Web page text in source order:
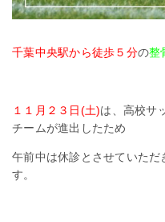
千葉中央駅から徒歩５分の整
１１月２３日(土)は、高校サ
チームが進出したため
午前中は休診とさせていただ
す。